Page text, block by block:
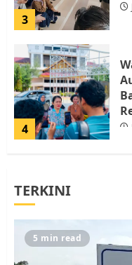
3
4
5
TERKINI
5 min read